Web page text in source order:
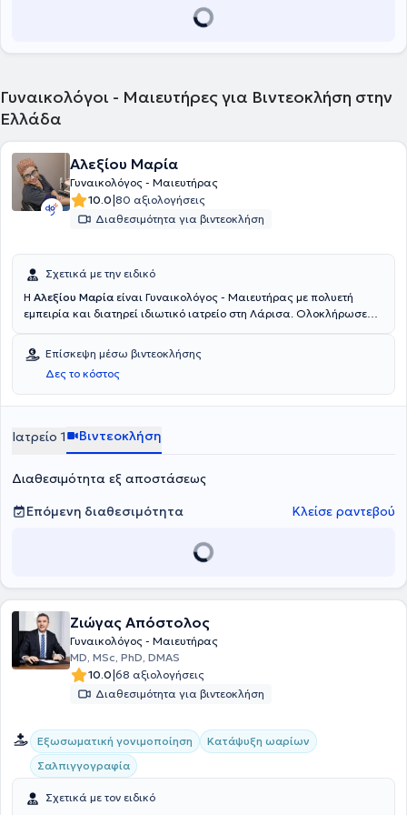
Γυναικολόγοι - Μαιευτήρες για Βιντεοκλήση στην
Ελλάδα
Αλεξίου Μαρία
Γυναικολόγος - Μαιευτήρας
10.0|80 αξιολογήσεις
Διαθεσιμότητα για βιντεοκλήση
Σχετικά με την ειδικό
Η Αλεξίου Μαρία είναι Γυναικολόγος - Μαιευτήρας με πολυετή
εμπειρία και διατηρεί ιδιωτικό ιατρείο στη Λάρισα. Ολοκλήρωσε
Κρήτης. Έχει διατελέσει Επιμελήτρια στο Γενικό Νοσοκομείο
Λάρισας και είναι εθελόντρια στον Ερυθρό Σταυρό και στο
Χαμόγελο του παιδιού. Έχει πραγματοποιήσει πολλές ομιλίες και
εξειδικεύεται στην κολποσκόπηση, HPV παθήσεις, διερεύνηση
περιόδου στην εφηβεία. Η φράση που συνοψίζει την δουλειά της
είναι : "H επιστήμη αρωγός στην υγεία της γυναίκας".
Επίσκεψη μέσω βιντεοκλήσης
Δες το κόστος
Ιατρείο 1 Βιντεοκλήση
Διαθεσιμότητα εξ αποστάσεως
Επόμενη διαθεσιμότητα
Κλείσε ραντεβού
Ζιώγας Απόστολος
Γυναικολόγος - Μαιευτήρας
MD, MSc, PhD, DMAS
10.0|68 αξιολογήσεις
Διαθεσιμότητα για βιντεοκλήση
Εξωσωματική γονιμοποίηση
Κατάψυξη ωαρίων
Σαλπιγγογραφία
Σχετικά με τον ειδικό